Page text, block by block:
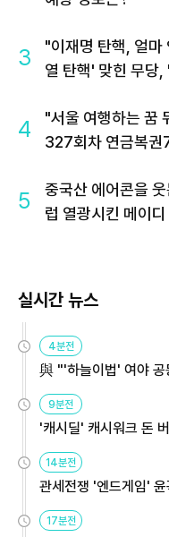
3
"이재명 탄핵, 얼마
열 탄핵' 맞힌 무당
4
"서울 여행하는 꿈
327회차 연금복권
5
중국산 에어콘을
럽 열광시킨 메이디
실시간 뉴스
4분전
與 "'하늘이법' 여야
9분전
'캐시딜' 캐시워크 돈
14분전
관세전쟁 '엔드게임'
17분전